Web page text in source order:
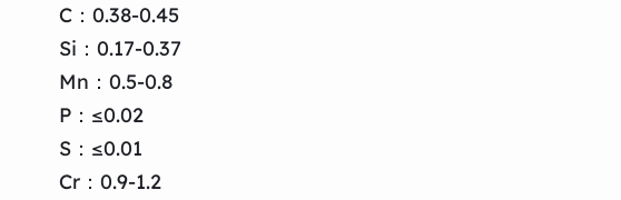
C：0.38-0.45
Si：0.17-0.37
Mn：0.5-0.8
P：≤0.02
S：≤0.01
Cr：0.9-1.2